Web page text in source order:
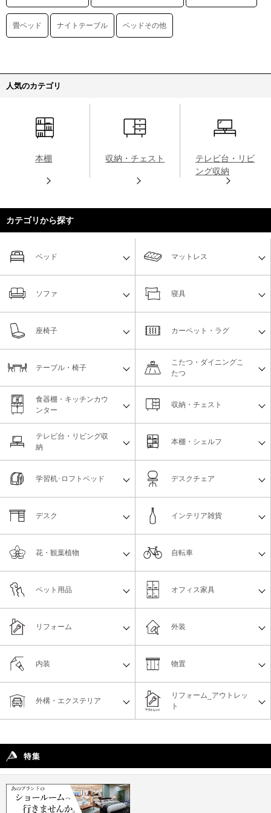
畳ベッド ナイトテーブル ベッドその他
人気のカテゴリ
本棚 収納・チェスト
テレビ台・リビ
ング収納
カテゴリから探す
ベッド マットレス
ソファ 寝具
座椅子 カーペット・ラグ
テーブル・椅子
こたつ・ダイニングこ
たつ
食器棚・キッチンカウ
ンター
収納・チェスト
テレビ台・リビング収
納
本棚・シェルフ
学習机･ロフトベッド デスクチェア
デスク インテリア雑貨
花・観葉植物 自転車
ペット用品 オフィス家具
リフォーム
リフォーム_アウトレッ
ト
物置
外構・エクステリア
外装
内装